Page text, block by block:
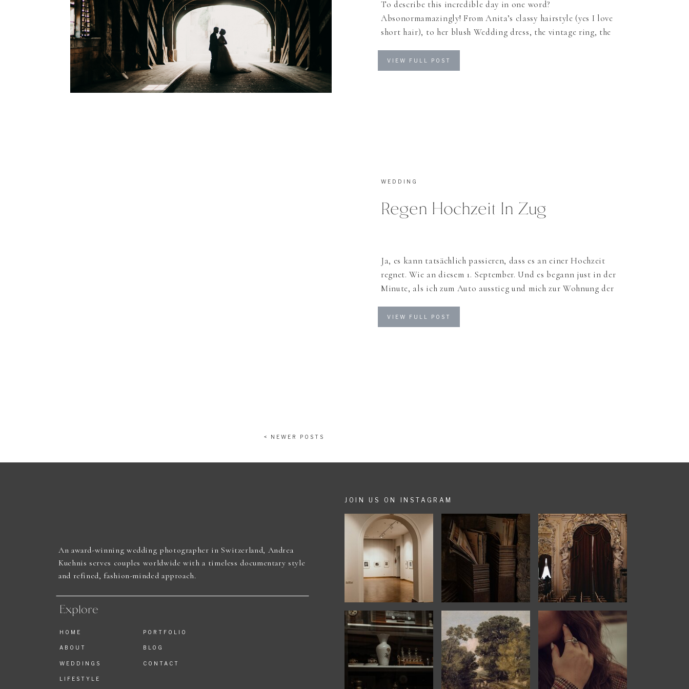
To describe this incredible day in one word?
Absonormamazingly! From Anita’s classy hairstyle (yes I love
short hair), to her blush Wedding dress, the vintage ring, the
shoes, the colorful sweet table with the most beautiful
Cupcakes (with Marshmallows which where drops of heaven)
VIEW FULL POST
Ja, es kann tatsächlich passieren, dass es an einer Hochzeit
regnet. Wie an diesem 1. September. Und es begann just in der
Minute, als ich zum Auto ausstieg und mich zur Wohnung der
an der Abend Lokalität eintraf. Viele Bräute wären darüber
unglücklich – nicht so meine […]
Regen Hochzeit In Zug
WEDDING
VIEW FULL POST
< NEWER POSTS
CONTACT
BLOG
PORTFOLIO
WEDDINGS
ABOUT
HOME
Explore
An award-winning wedding photographer in Switzerland, Andrea
Kuehnis serves couples worldwide with a timeless documentary style
and refined, fashion-minded approach.
LIFESTYLE
JOIN US ON INSTAGRAM